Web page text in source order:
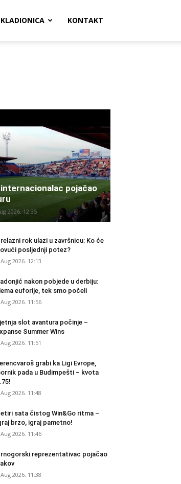
KLADIONICA KONTAKT
pojačao
2026. 12:35
rok ulazi u završnicu: Ko će
posljednji potez?
2026. 12:13
nakon pobjede u derbiju:
euforije, tek smo počeli
2026. 11:56
slot avantura počinje –
Summer Wins
2026. 11:51
grabi ka Ligi Evrope,
pada u Budimpešti – kvota
2026. 11:48
sata čistog Win&Go ritma –
brzo, igraj pametno!
2026. 11:46
reprezentativac pojačao
2026. 11:38